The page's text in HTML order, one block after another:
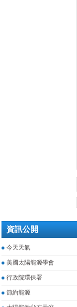
資訊公開
今天天氣
美國太陽能源學會
行政院環保署
節約能源